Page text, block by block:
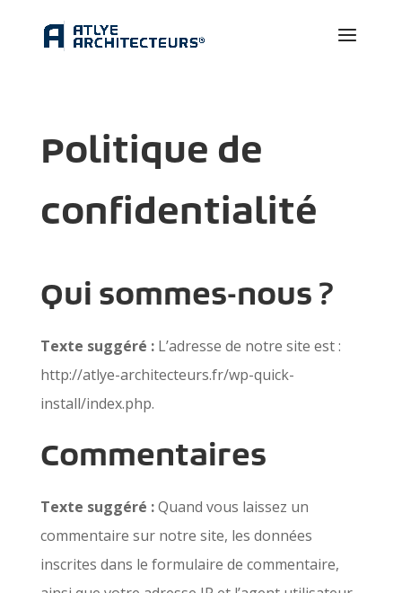
Politique de
confidentialité
Qui sommes-nous ?
Texte suggéré : L’adresse de notre site est :
http://atlye-architecteurs.fr/wp-quick-
install/index.php.
Commentaires
Texte suggéré :Quand vous laissez un
commentaire sur notre site, les données
inscrites dans le formulaire de commentaire,